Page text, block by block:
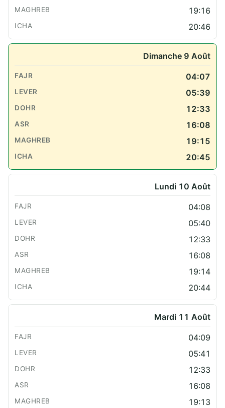
19:16
20:46
Dimanche 9 Août
04:07
05:39
12:33
16:08
19:15
20:45
Lundi 10 Août
04:08
05:40
12:33
16:08
19:14
20:44
Mardi 11 Août
04:09
05:41
12:33
16:08
19:13